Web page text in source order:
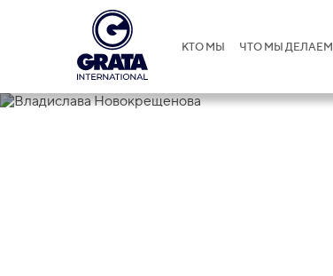
КТО МЫ ЧТО МЫ ДЕЛАЕМ